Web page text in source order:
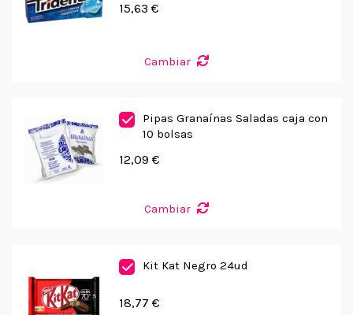
15,63 €
Cambiar
Pipas Granaínas Saladas caja con
10 bolsas
12,09 €
Cambiar
Kit Kat Negro 24ud
18,77 €